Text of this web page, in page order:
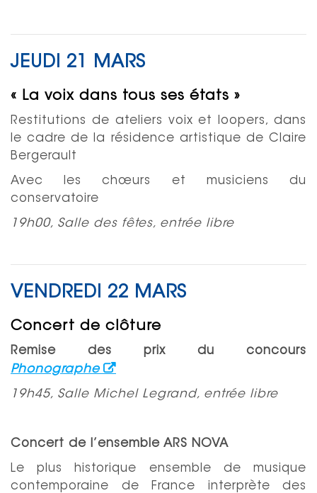
JEUDI 21 MARS
« La voix dans tous ses états »
Restitutions de ateliers voix et loopers, dans
le cadre de la résidence artistique de Claire
Bergerault
Avec les chœurs et musiciens du
conservatoire
19h00, Salle des fêtes, entrée libre
VENDREDI 22 MARS
Concert de clôture
Remise des prix du concours
Phonographe
19h45, Salle Michel Legrand, entrée libre
Concert de l’ensemble ARS NOVA
Le plus historique ensemble de musique
contemporaine de France interprète des